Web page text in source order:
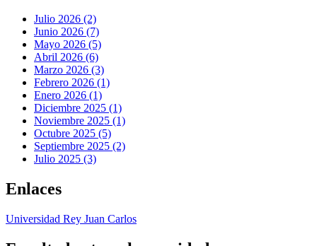
Julio 2026 (2)
Junio 2026 (7)
Mayo 2026 (5)
Abril 2026 (6)
Marzo 2026 (3)
Febrero 2026 (1)
Enero 2026 (1)
Diciembre 2025 (1)
Noviembre 2025 (1)
Octubre 2025 (5)
Septiembre 2025 (2)
Julio 2025 (3)
Enlaces
Universidad Rey Juan Carlos